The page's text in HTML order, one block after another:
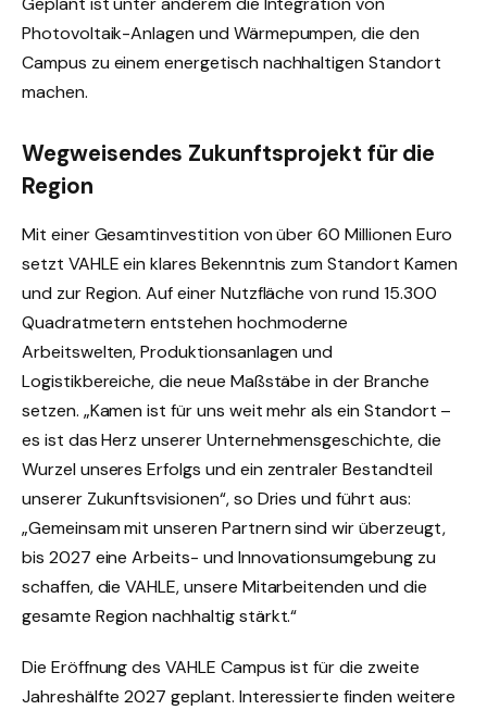
Photovoltaik-Anlagen und Wärmepumpen, die den
Campus zu einem energetisch nachhaltigen Standort
machen.
Wegweisendes Zukunftsprojekt für die
Region
Mit einer Gesamtinvestition von über 60 Millionen Euro
setzt VAHLE ein klares Bekenntnis zum Standort Kamen
und zur Region. Auf einer Nutzfläche von rund 15.300
Quadratmetern entstehen hochmoderne
Arbeitswelten, Produktionsanlagen und
Logistikbereiche, die neue Maßstäbe in der Branche
setzen. „Kamen ist für uns weit mehr als ein Standort –
es ist das Herz unserer Unternehmensgeschichte, die
Wurzel unseres Erfolgs und ein zentraler Bestandteil
unserer Zukunftsvisionen“, so Dries und führt aus:
„Gemeinsam mit unseren Partnern sind wir überzeugt,
bis 2027 eine Arbeits- und Innovationsumgebung zu
schaffen, die VAHLE, unsere Mitarbeitenden und die
gesamte Region nachhaltig stärkt.“
Die Eröffnung des VAHLE Campus ist für die zweite
Jahreshälfte 2027 geplant. Interessierte finden weitere